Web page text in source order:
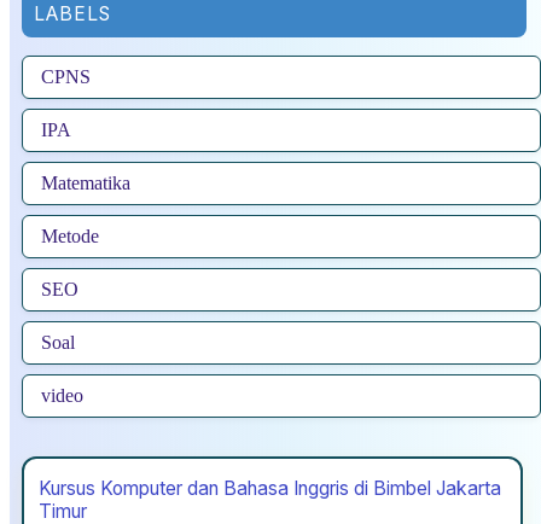
LABELS
CPNS
IPA
Matematika
Metode
SEO
Soal
video
Kursus Komputer dan Bahasa Inggris di Bimbel Jakarta
Timur